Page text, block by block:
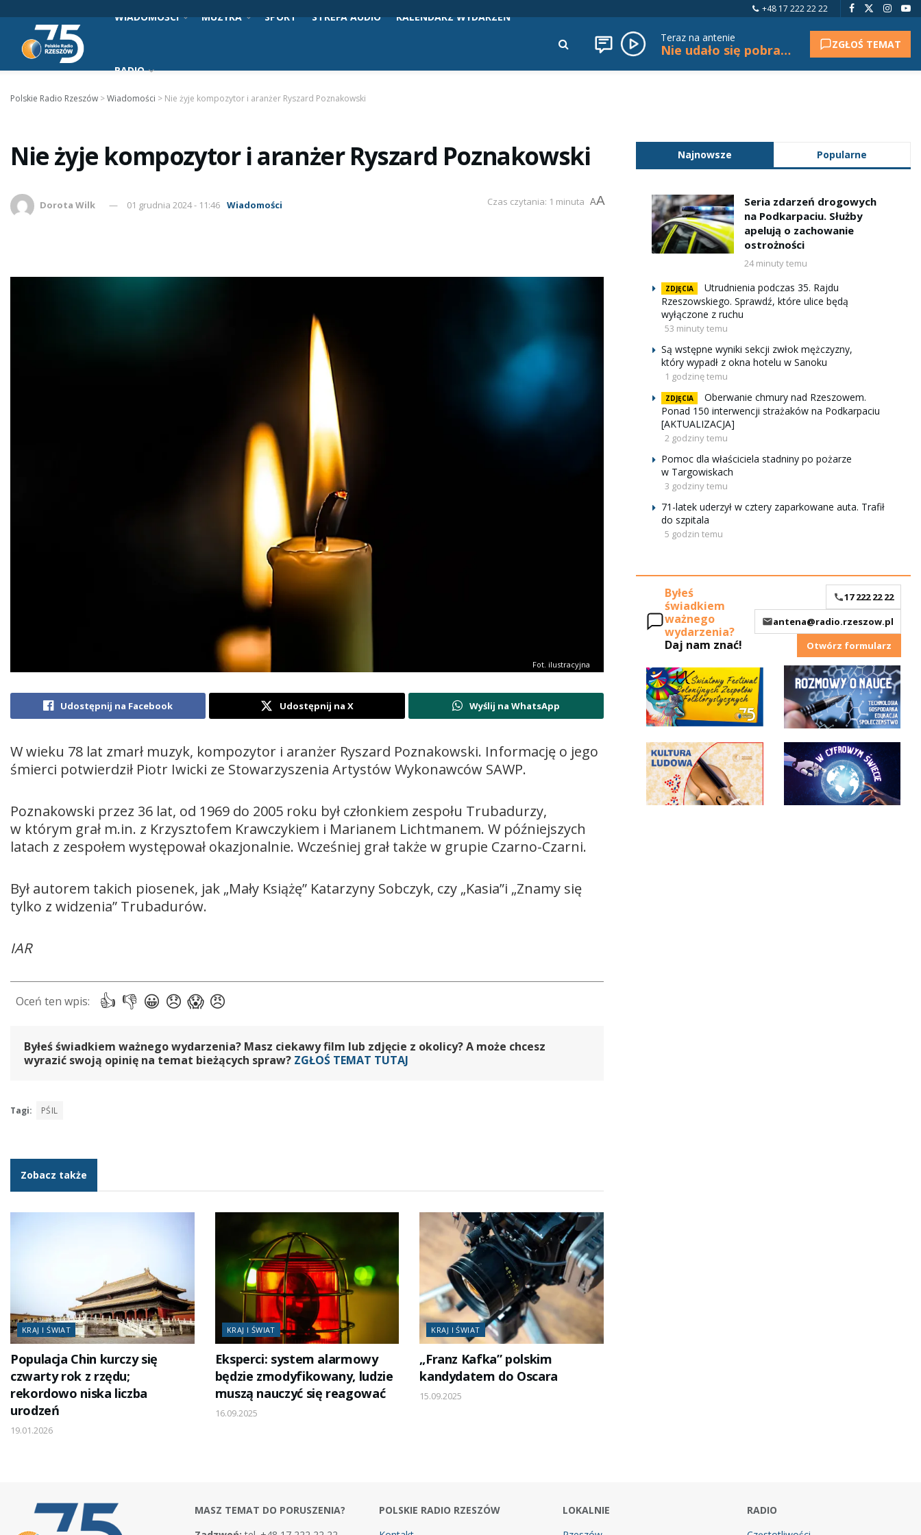
+48 17 222 22 22
WIADOMOŚCI MUZYKA SPORT STREFA AUDIO KALENDARZ WYDARZEŃ
RADIO
Teraz na antenie
Nie udało się pobrać tytułu. ZGŁOŚ TEMAT
Polskie Radio Rzeszów >Wiadomości > Nie żyje kompozytor i aranżer Ryszard Poznakowski
Nie żyje kompozytor i aranżer Ryszard Poznakowski
Dorota Wilk 01 grudnia 2024 - 11:46 Wiadomości Czas czytania: 1 minuta AA
Fot. ilustracyjna
Udostępnij na Facebook Udostępnij na X Wyślij na WhatsApp
W wieku 78 lat zmarł muzyk, kompozytor i aranżer Ryszard Poznakowski. Informację o jego
śmierci potwierdził Piotr Iwicki ze Stowarzyszenia Artystów Wykonawców SAWP.
Poznakowski przez 36 lat, od 1969 do 2005 roku był członkiem zespołu Trubadurzy,
w którym grał m.in. z Krzysztofem Krawczykiem i Marianem Lichtmanem. W późniejszych
latach z zespołem występował okazjonalnie. Wcześniej grał także w grupie Czarno-Czarni.
Był autorem takich piosenek, jak „Mały Książę” Katarzyny Sobczyk, czy „Kasia”i „Znamy się
tylko z widzenia” Trubadurów.
IAR
Byłeś świadkiem ważnego wydarzenia? Masz ciekawy film lub zdjęcie z okolicy? A może chcesz
wyrazić swoją opinię na temat bieżących spraw? ZGŁOŚ TEMAT TUTAJ
Tagi: PŚIL
Zobacz także
KRAJ I ŚWIAT
Populacja Chin kurczy się
czwarty rok z rzędu;
rekordowo niska liczba
urodzeń
19.01.2026
KRAJ I ŚWIAT
Eksperci: system alarmowy
będzie zmodyfikowany, ludzie
muszą nauczyć się reagować
16.09.2025
KRAJ I ŚWIAT
„Franz Kafka” polskim
kandydatem do Oscara
15.09.2025
Najnowsze Popularne
Seria zdarzeń drogowych
na Podkarpaciu. Służby
apelują o zachowanie
ostrożności
24 minuty temu
ZDJĘCIA
Utrudnienia podczas 35. Rajdu
Rzeszowskiego. Sprawdź, które ulice będą
wyłączone z ruchu
53 minuty temu
Są wstępne wyniki sekcji zwłok mężczyzny,
który wypadł z okna hotelu w Sanoku
1 godzinę temu
ZDJĘCIA
Oberwanie chmury nad Rzeszowem.
Ponad 150 interwencji strażaków na Podkarpaciu
[AKTUALIZACJA]
2 godziny temu
Pomoc dla właściciela stadniny po pożarze
w Targowiskach
3 godziny temu
71-latek uderzył w cztery zaparkowane auta. Trafił
do szpitala
5 godzin temu
Byłeś
świadkiem
ważnego
wydarzenia?
Daj nam znać!
17 222 22 22
antena@radio.rzeszow.pl
Otwórz formularz
MASZ TEMAT DO PORUSZENIA?
POLSKIE RADIO RZESZÓW
LOKALNIE
RADIO